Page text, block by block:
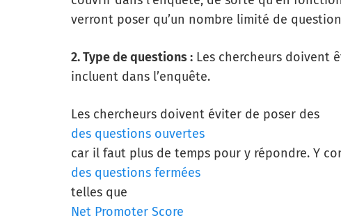
verront poser qu’un nombre limité de
2. Type de questions : Les chercheurs doivent
incluent dans l’enquête.
Les chercheurs doivent éviter de poser des
des questions ouvertes
car il faut plus de temps pour y répondre. Y
des questions fermées
telles que
Net Promoter Score